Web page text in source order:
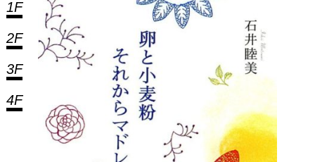
1F
2F
3F
4F